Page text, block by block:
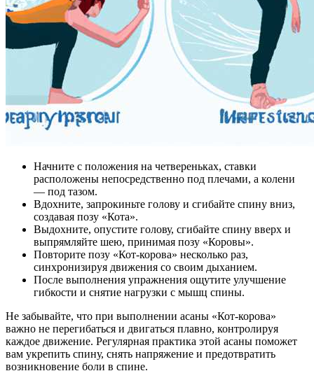
Начните с положения на четвереньках, ставки
расположены непосредственно под плечами, а колени
— под тазом.
Вдохните, запрокиньте голову и сгибайте спину вниз,
создавая позу «Кота».
Выдохните, опустите голову, сгибайте спину вверх и
выпрямляйте шею, принимая позу «Коровы».
Повторите позу «Кот-корова» несколько раз,
синхронизируя движения со своим дыханием.
После выполнения упражнения ощутите улучшение
гибкости и снятие нагрузки с мышц спины.
Не забывайте, что при выполнении асаны «Кот-корова»
важно не перегибаться и двигаться плавно, контролируя
каждое движение. Регулярная практика этой асаны поможет
вам укрепить спину, снять напряжение и предотвратить
возникновение боли в спине.